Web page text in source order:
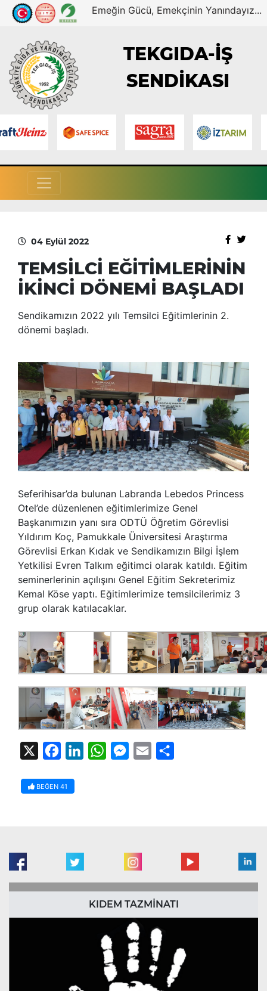
Emeğin Gücü, Emekçinin Yanındayız...
TEKGIDA-İŞ
SENDİKASI
04 Eylül 2022
TEMSİLCİ EĞİTİMLERİNİN
İKİNCİ DÖNEMİ BAŞLADI
Sendikamızın 2022 yılı Temsilci Eğitimlerinin 2.
dönemi başladı.
Seferihisar’da bulunan Labranda Lebedos Princess
Otel’de düzenlenen eğitimlerimize Genel
Başkanımızın yanı sıra ODTÜ Öğretim Görevlisi
Yıldırım Koç, Pamukkale Üniversitesi Araştırma
Görevlisi Erkan Kıdak ve Sendikamızın Bilgi İşlem
Yetkilisi Evren Talkım eğitimci olarak katıldı. Eğitim
seminerlerinin açılışını Genel Eğitim Sekreterimiz
Kemal Köse yaptı. Eğitimlerimize temsilcilerimiz 3
grup olarak katılacaklar.
FacebookLinkedInWhatsAppMessenger
Email
BEĞEN 41
KIDEM TAZMİNATI